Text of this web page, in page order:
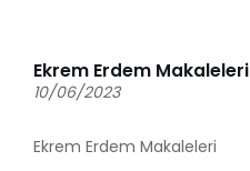
Ekrem Erdem Makaleleri
10/06/2023
Ekrem Erdem Makaleleri